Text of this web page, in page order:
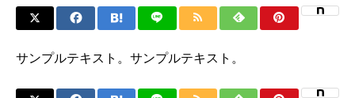
サンプルテキスト。サンプルテキスト。